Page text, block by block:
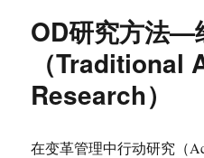
OD研究方法—
（Traditional
Research）
在变革管理中行动研究（